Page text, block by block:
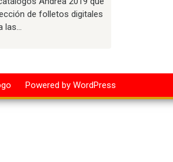
de folletos digitales
las…
Powered by WordPress